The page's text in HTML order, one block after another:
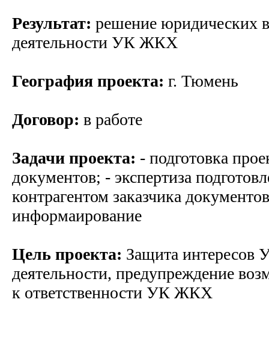
Результат: решение юридических
деятельности УК ЖКХ
География проекта: г. Тюмень
Договор: в работе
Задачи проекта: - подготовка
документов; - экспертиза
контрагентом заказчика
информаирование
Цель проекта: Защита
деятельности, предупреждение
к ответственности УК ЖКХ